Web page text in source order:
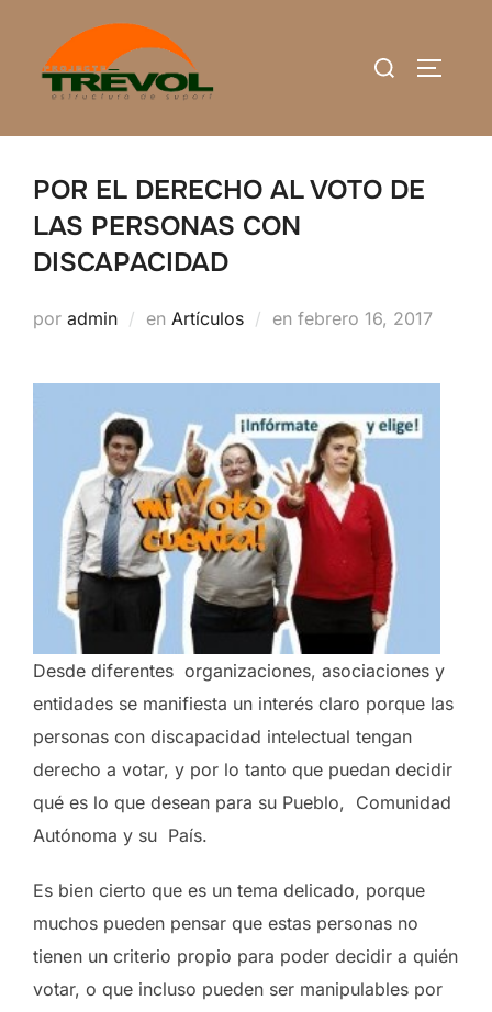
contenido
Buscar:
POR EL DERECHO AL VOTO DE
LAS PERSONAS CON
DISCAPACIDAD
por admin en Artículos en Publicado
febrero 16, 2017
Desde diferentes organizaciones, asociaciones y
entidades se manifiesta un interés claro porque las
personas con discapacidad intelectual tengan
derecho a votar, y por lo tanto que puedan decidir
qué es lo que desean para su Pueblo, Comunidad
Autónoma y su País.
Es bien cierto que es un tema delicado, porque
muchos pueden pensar que estas personas no
tienen un criterio propio para poder decidir a quién
votar, o que incluso pueden ser manipulables por